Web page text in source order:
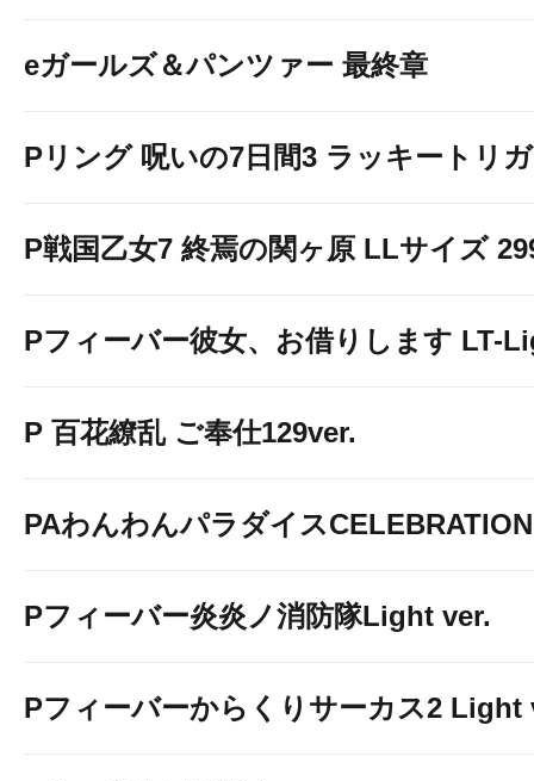
eガールズ＆パンツァー 最終章
Pリング 呪いの7日間3 ラッキートリ
P戦国乙女7 終焉の関ヶ原 LLサイズ
Pフィーバー彼女、お借りします LT-
P 百花繚乱 ご奉仕129ver.
PAわんわんパラダイスCELEBRATION
Pフィーバー炎炎ノ消防隊Light ver.
Pフィーバーからくりサーカス2 Light